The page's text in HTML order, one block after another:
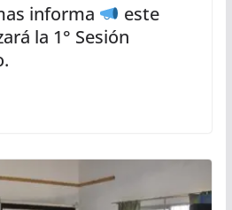
informa
este
la 1° Sesión